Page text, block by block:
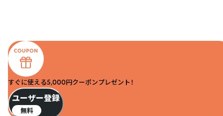
すぐに使える5,000円クーポンプレゼント！
ユーザー登録
無料